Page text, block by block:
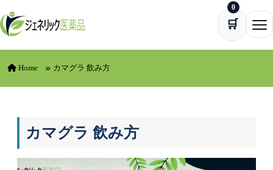
Skip to content
🛒
0
Home カマグラ 飲み方
カマグラ 飲み方